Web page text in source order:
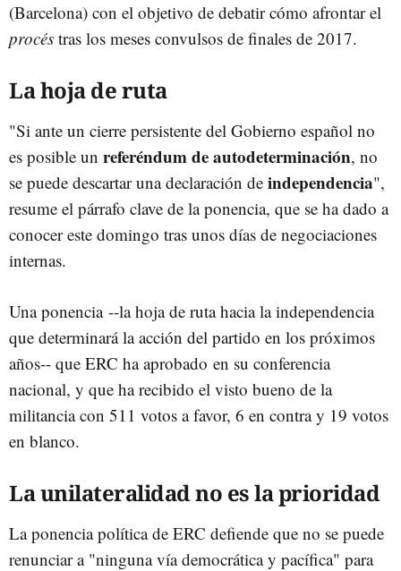
(Barcelona) con el objetivo de debatir cómo afrontar el
procés tras los meses convulsos de finales de 2017.
La hoja de ruta
"Si ante un cierre persistente del Gobierno español no
es posible un referéndum de autodeterminación, no
se puede descartar una declaración de independencia",
resume el párrafo clave de la ponencia, que se ha dado a
conocer este domingo tras unos días de negociaciones
internas.
Una ponencia --la hoja de ruta hacia la independencia
que determinará la acción del partido en los próximos
años-- que ERC ha aprobado en su conferencia
nacional, y que ha recibido el visto bueno de la
militancia con 511 votos a favor, 6 en contra y 19 votos
en blanco.
La unilateralidad no es la prioridad
La ponencia política de ERC defiende que no se puede
renunciar a "ninguna vía democrática y pacífica" para